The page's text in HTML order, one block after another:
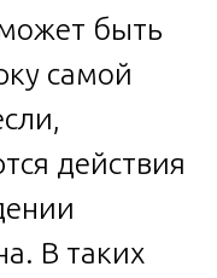
быть
самой
действия
В таких